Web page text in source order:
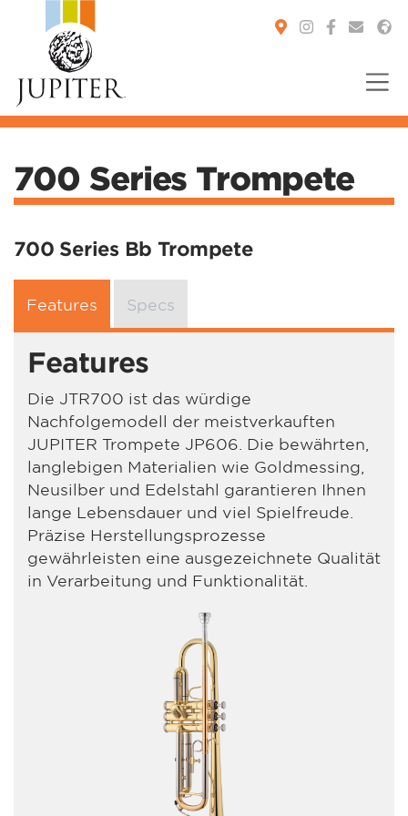
700 Series Trompete
700 Series Bb Trompete
Features Specs
Features
Die JTR700 ist das würdige
Nachfolgemodell der meistverkauften
JUPITER Trompete JP606. Die bewährten,
langlebigen Materialien wie Goldmessing,
Neusilber und Edelstahl garantieren Ihnen
lange Lebensdauer und viel Spielfreude.
Präzise Herstellungsprozesse
gewährleisten eine ausgezeichnete Qualität
in Verarbeitung und Funktionalität.